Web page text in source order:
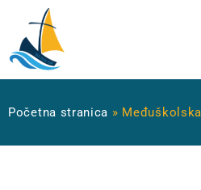
Početna stranica »